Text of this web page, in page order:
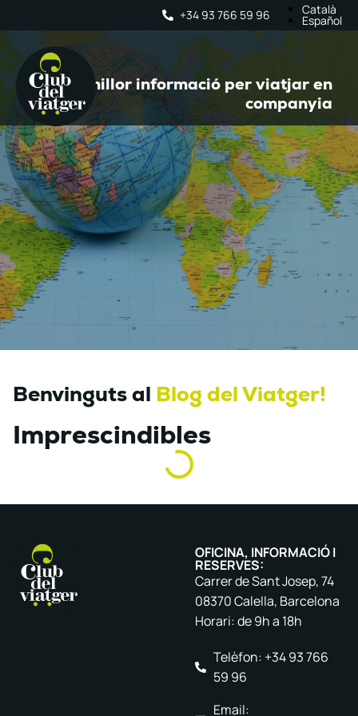
+34 93 766 59 96 Català
Español
La millor informació per viatjar en
companyia
Benvinguts al Blog del Viatger!
Imprescindibles
OFICINA, INFORMACIÓ I
RESERVES:
Carrer de Sant Josep, 74
08370 Calella, Barcelona
Horari: de 9h a 18h
Telèfon: +34 93 766
59 96
Email: